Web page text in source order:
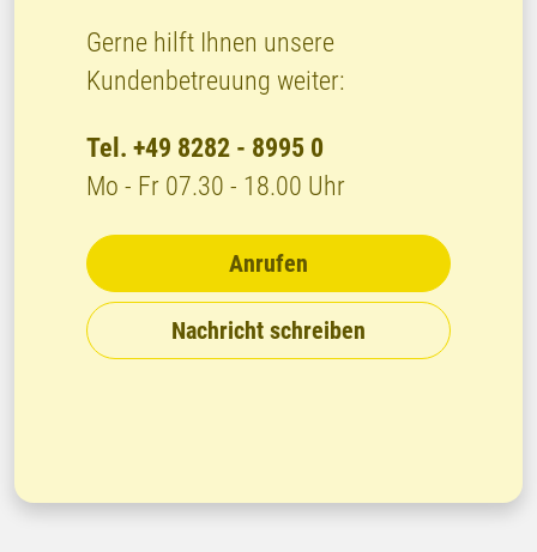
Gerne hilft Ihnen unsere
Kundenbetreuung weiter:
Tel. +49 8282 - 8995 0
Mo - Fr 07.30 - 18.00 Uhr
Anrufen
Nachricht schreiben